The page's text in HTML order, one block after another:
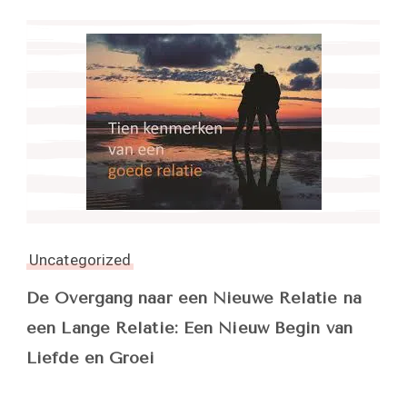
Uncategorized
De Overgang naar een Nieuwe Relatie na
een Lange Relatie: Een Nieuw Begin van
Liefde en Groei